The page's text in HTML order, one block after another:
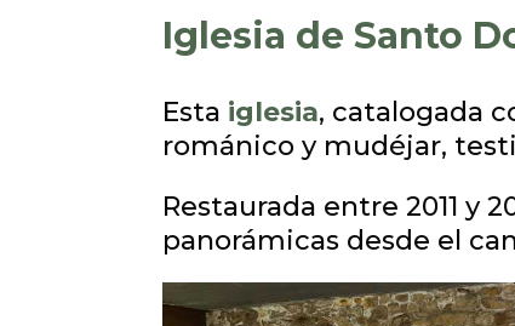
Iglesia de Santo
Esta iglesia, catalogada
románico y mudéjar,
Restaurada entre 2011 y
panorámicas desde el